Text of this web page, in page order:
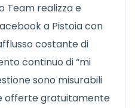
Team realizza e
a Pistoia con
costante di
continuo di “mi
sono misurabili
offerte gratuitamente